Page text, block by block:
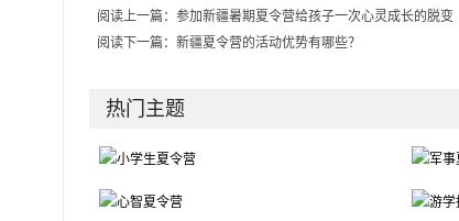
阅读上一篇： 参加新疆暑期夏令营给孩子一次心灵成长的脱变
阅读下一篇： 新疆夏令营的活动优势有哪些？
热门主题